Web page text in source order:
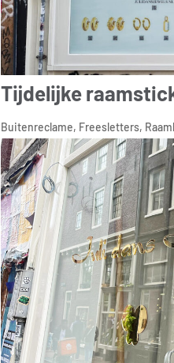
Tijdelijke
Buitenreclame, Freesletters,